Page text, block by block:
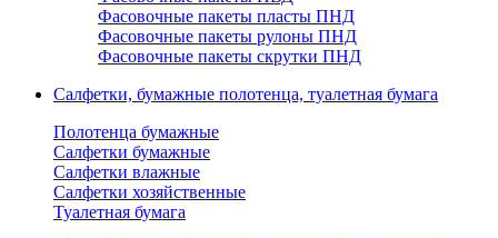
Фасовочные пакеты пласты ПНД
Фасовочные пакеты рулоны ПНД
Фасовочные пакеты скрутки ПНД
Салфетки, бумажные полотенца, туалетная бумага
Полотенца бумажные
Салфетки бумажные
Салфетки влажные
Салфетки хозяйственные
Туалетная бумага